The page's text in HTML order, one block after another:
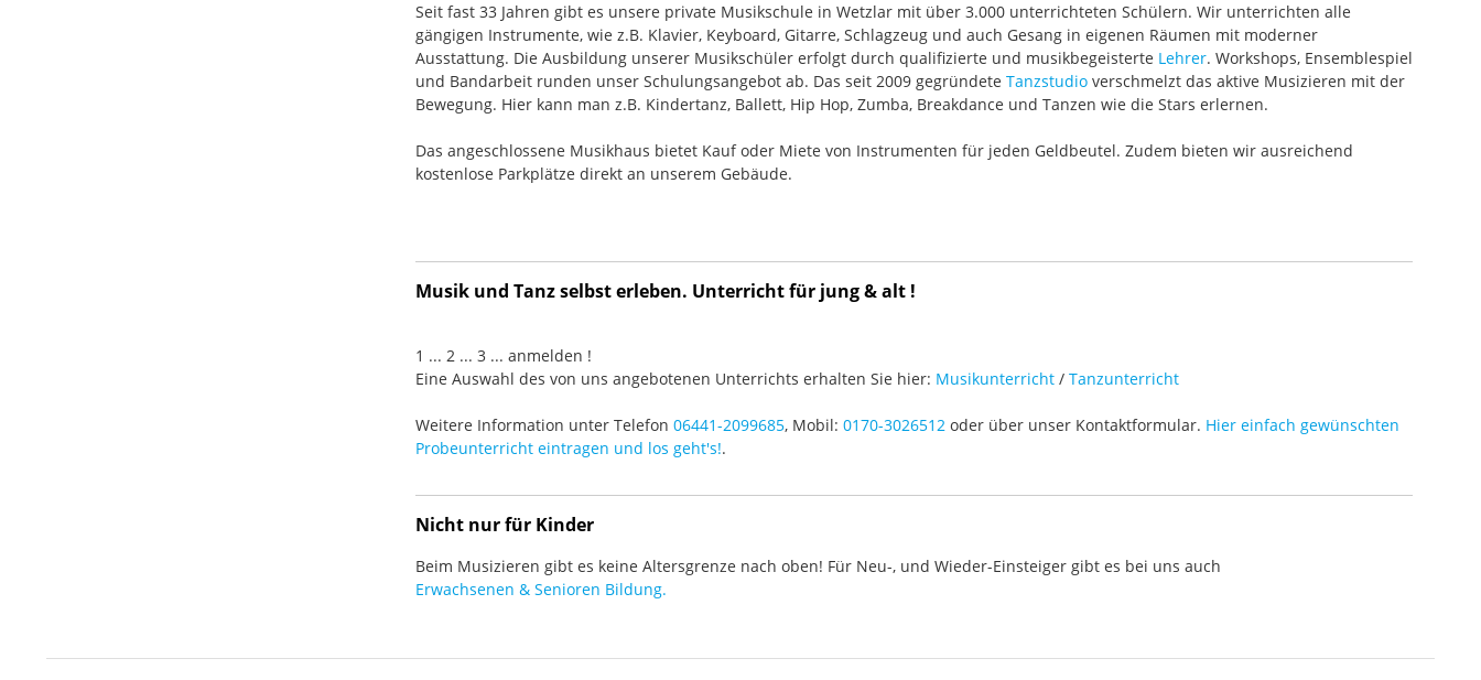
Seit fast 33 Jahren gibt es unsere private Musikschule in Wetzlar mit über 3.000 unterrichteten Schülern. Wir unterrichten alle
gängigen Instrumente, wie z.B. Klavier, Keyboard, Gitarre, Schlagzeug und auch Gesang in eigenen Räumen mit moderner
Ausstattung. Die Ausbildung unserer Musikschüler erfolgt durch qualifizierte und musikbegeisterte Lehrer. Workshops, Ensemblespiel
und Bandarbeit runden unser Schulungsangebot ab. Das seit 2009 gegründete Tanzstudio verschmelzt das aktive Musizieren mit der
Bewegung. Hier kann man z.B. Kindertanz, Ballett, Hip Hop, Zumba, Breakdance und Tanzen wie die Stars erlernen.
Das angeschlossene Musikhaus bietet Kauf oder Miete von Instrumenten für jeden Geldbeutel. Zudem bieten wir ausreichend
kostenlose Parkplätze direkt an unserem Gebäude.
Musik und Tanz selbst erleben. Unterricht für jung & alt !
1 ... 2 ... 3 ... anmelden !
Eine Auswahl des von uns angebotenen Unterrichts erhalten Sie hier: Musikunterricht / Tanzunterricht
Weitere Information unter Telefon 06441-2099685, Mobil: 0170-3026512 oder über unser Kontaktformular. Hier einfach gewünschten
Probeunterricht eintragen und los geht's!.
Nicht nur für Kinder
Beim Musizieren gibt es keine Altersgrenze nach oben! Für Neu-, und Wieder-Einsteiger gibt es bei uns auch
Erwachsenen & Senioren Bildung.